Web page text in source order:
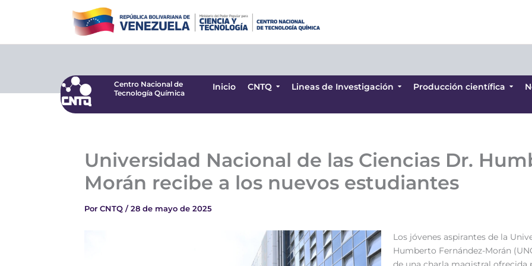
Tecnología Química
CNTQ
Centro Nacional de
Tecnología Química
Inicio CNTQ Lineas de Investigación Producción científica
Universidad Nacional de las Ciencias Dr.
Morán recibe a los nuevos estudiantes
Por CNTQ /28 de mayo de 2025
Los jóvenes aspirantes de la
Humberto Fernández-Morán